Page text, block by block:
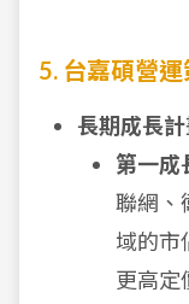
5. 台嘉碩營
長期成長
第一成
聯網、
域的市
更高定